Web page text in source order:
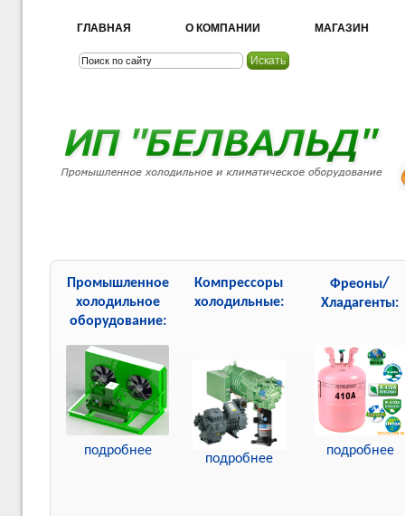
ГЛАВНАЯ О КОМПАНИИ МАГАЗИН
Промышленное
холодильное
оборудование:
Компрессоры
холодильные:
Фреоны/
Хладагенты:
подробнее
подробнее
подробнее